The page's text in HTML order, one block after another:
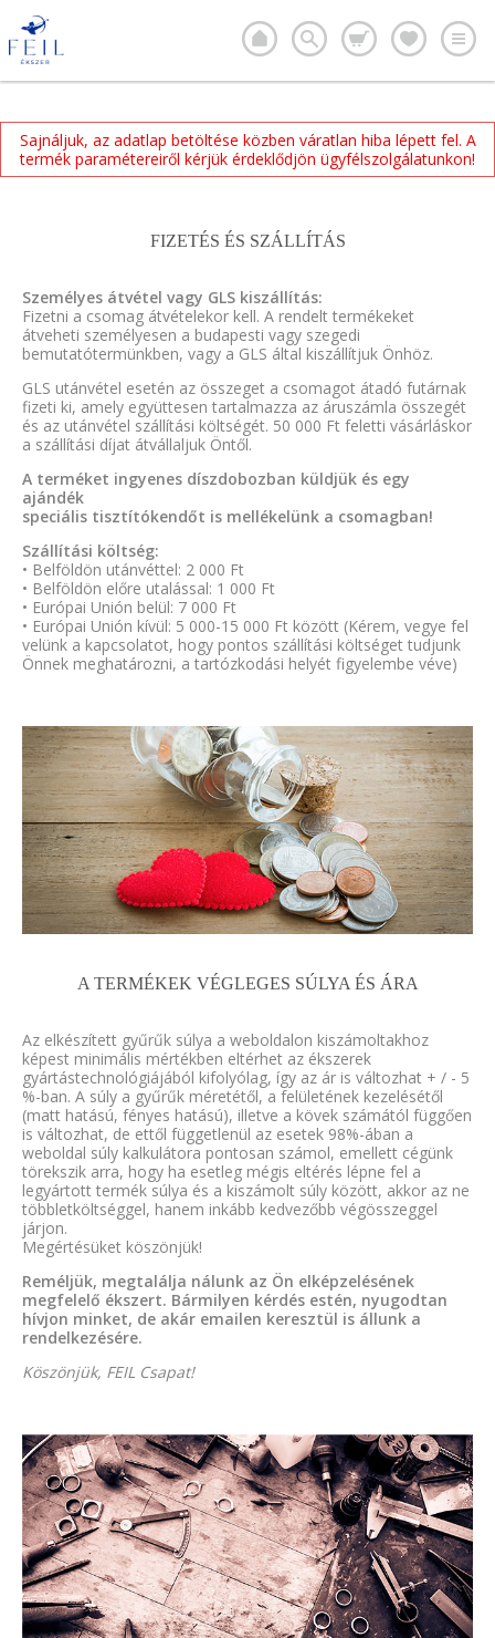
Sajnáljuk, az adatlap betöltése közben váratlan hiba lépett fel. A
termék paramétereiről kérjük érdeklődjön ügyfélszolgálatunkon!
FIZETÉS ÉS SZÁLLÍTÁS
Személyes átvétel vagy GLS kiszállítás:
Fizetni a csomag átvételekor kell. A rendelt termékeket
átveheti személyesen a budapesti vagy szegedi
bemutatótermünkben, vagy a GLS által kiszállítjuk Önhöz.
GLS utánvétel esetén az összeget a csomagot átadó futárnak
fizeti ki, amely együttesen tartalmazza az áruszámla összegét
és az utánvétel szállítási költségét. 50 000 Ft feletti vásárláskor
a szállítási díjat átvállaljuk Öntől.
A terméket ingyenes díszdobozban küldjük és egy
ajándék
speciális tisztítókendőt is mellékelünk a csomagban!
Szállítási költség:
• Belföldön utánvéttel: 2 000 Ft
• Belföldön előre utalással: 1 000 Ft
• Európai Unión belül: 7 000 Ft
• Európai Unión kívül: 5 000-15 000 Ft között (Kérem, vegye fel
velünk a kapcsolatot, hogy pontos szállítási költséget tudjunk
Önnek meghatározni, a tartózkodási helyét figyelembe véve)
A TERMÉKEK VÉGLEGES SÚLYA ÉS ÁRA
Az elkészített gyűrűk súlya a weboldalon kiszámoltakhoz
képest minimális mértékben eltérhet az ékszerek
gyártástechnológiájából kifolyólag, így az ár is változhat + / - 5
%-ban. A súly a gyűrűk méretétől, a felületének kezelésétől
(matt hatású, fényes hatású), illetve a kövek számától függően
is változhat, de ettől függetlenül az esetek 98%-ában a
weboldal súly kalkulátora pontosan számol, emellett cégünk
törekszik arra, hogy ha esetleg mégis eltérés lépne fel a
legyártott termék súlya és a kiszámolt súly között, akkor az ne
többletköltséggel, hanem inkább kedvezőbb végösszeggel
járjon.
Megértésüket köszönjük!
Reméljük, megtalálja nálunk az Ön elképzelésének
megfelelő ékszert. Bármilyen kérdés estén, nyugodtan
hívjon minket, de akár emailen keresztül is állunk a
rendelkezésére.
Köszönjük, FEIL Csapat!